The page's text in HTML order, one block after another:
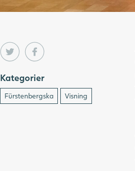
Kategorier
Fürstenbergska Visning